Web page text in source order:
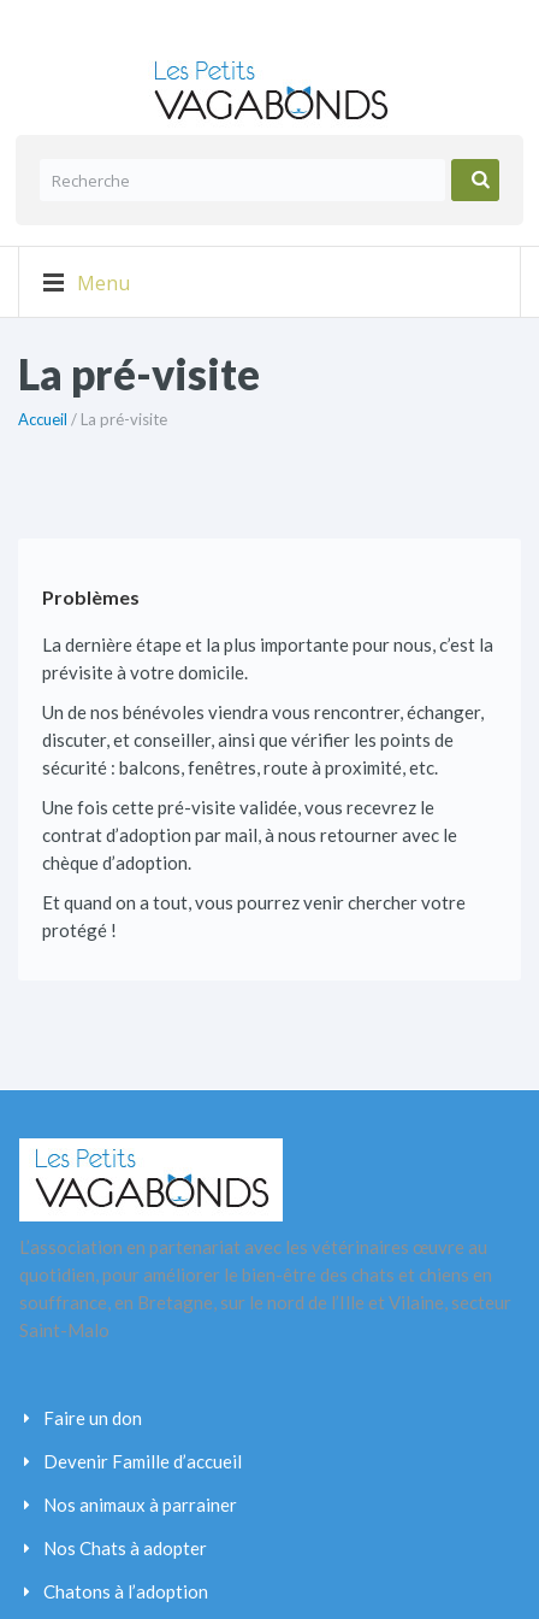
Menu
La pré-visite
Accueil / La pré-visite
Problèmes
La dernière étape et la plus importante pour nous, c’est la
prévisite à votre domicile.
Un de nos bénévoles viendra vous rencontrer, échanger,
discuter, et conseiller, ainsi que vérifier les points de
sécurité : balcons, fenêtres, route à proximité, etc.
Une fois cette pré-visite validée, vous recevrez le
contrat d’adoption par mail, à nous retourner avec le
chèque d’adoption.
Et quand on a tout, vous pourrez venir chercher votre
protégé !
L’association en partenariat avec les vétérinaires œuvre au
quotidien, pour améliorer le bien-être des chats et chiens en
souffrance, en Bretagne, sur le nord de l’Ille et Vilaine, secteur
Saint-Malo
Faire un don
Devenir Famille d’accueil
Nos animaux à parrainer
Nos Chats à adopter
Chatons à l’adoption